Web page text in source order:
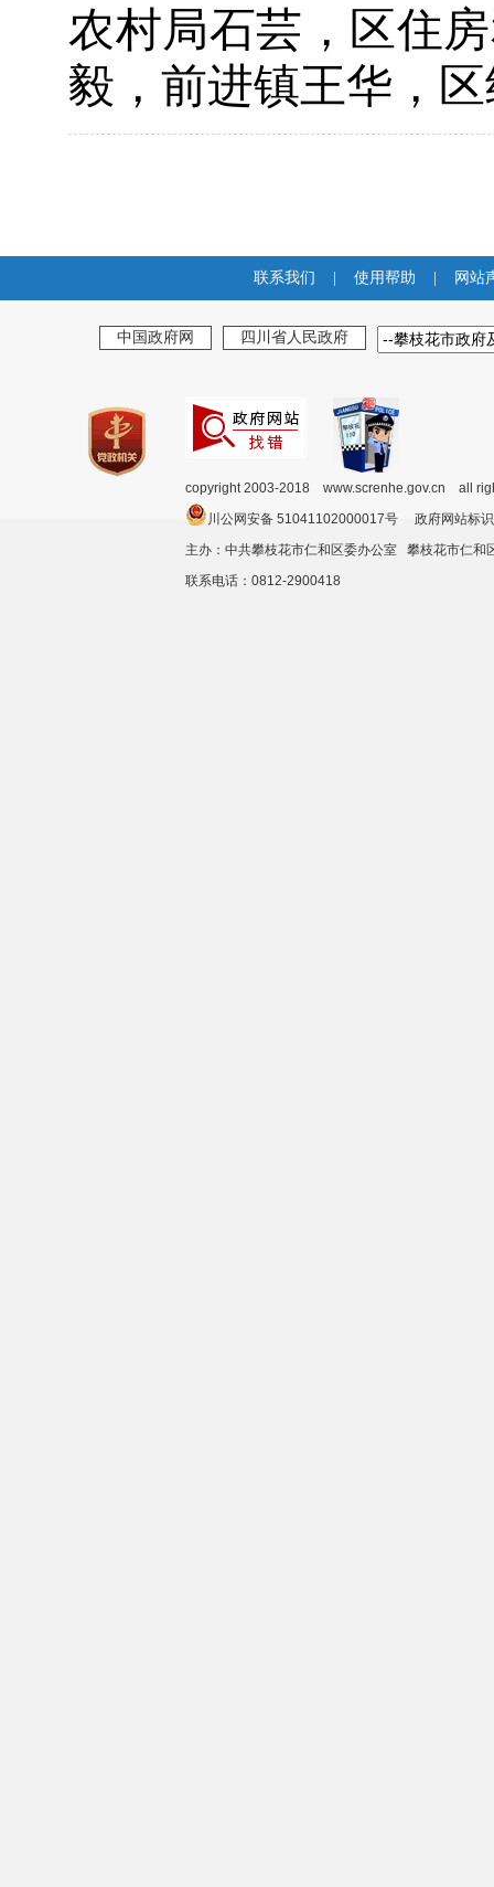
农村局石芸，区住
毅，前进镇王华，
联系我们 使用帮助 网站
中国政府网 四川省人民政府
copyright 2003-2018 www.screnhe.gov.cn all
川公网安备 51041102000017号 政府网站
主办：中共攀枝花市仁和区委办公室 攀枝花市仁
联系电话：0812-2900418